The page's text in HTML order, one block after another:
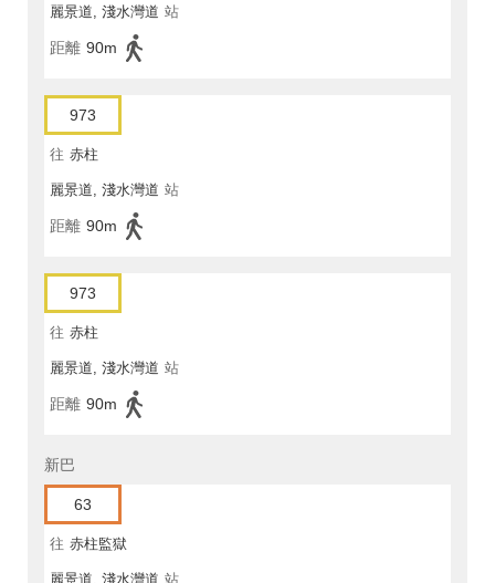
麗景道, 淺水灣道 站
距離 90m
973
往 赤柱
麗景道, 淺水灣道 站
距離 90m
973
往 赤柱
麗景道, 淺水灣道 站
距離 90m
新巴
63
往 赤柱監獄
麗景道, 淺水灣道 站